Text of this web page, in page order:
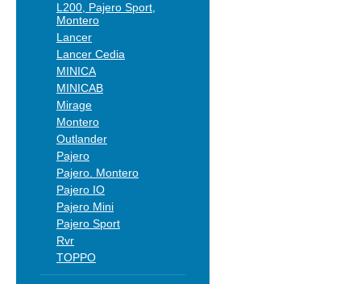
L200, Pajero Sport,
Montero
Lancer
Lancer Cedia
MINICA
MINICAB
Mirage
Montero
Outlander
Pajero
Pajero. Montero
Pajero IO
Pajero Mini
Pajero Sport
Rvr
TOPPO